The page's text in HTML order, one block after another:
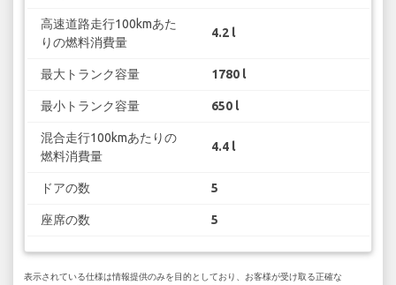
高速道路走行100kmあた
りの燃料消費量
4.2 l
最大トランク容量 1780 l
最小トランク容量 650 l
混合走行100kmあたりの
燃料消費量
4.4 l
ドアの数 5
座席の数 5
表示されている仕様は情報提供のみを目的としており、お客様が受け取る正確な